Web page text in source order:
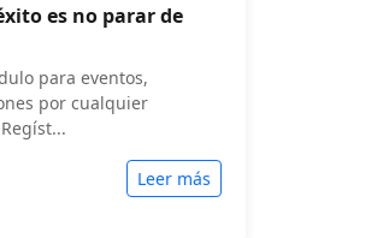
es no parar de
para eventos,
por cualquier
Leer más